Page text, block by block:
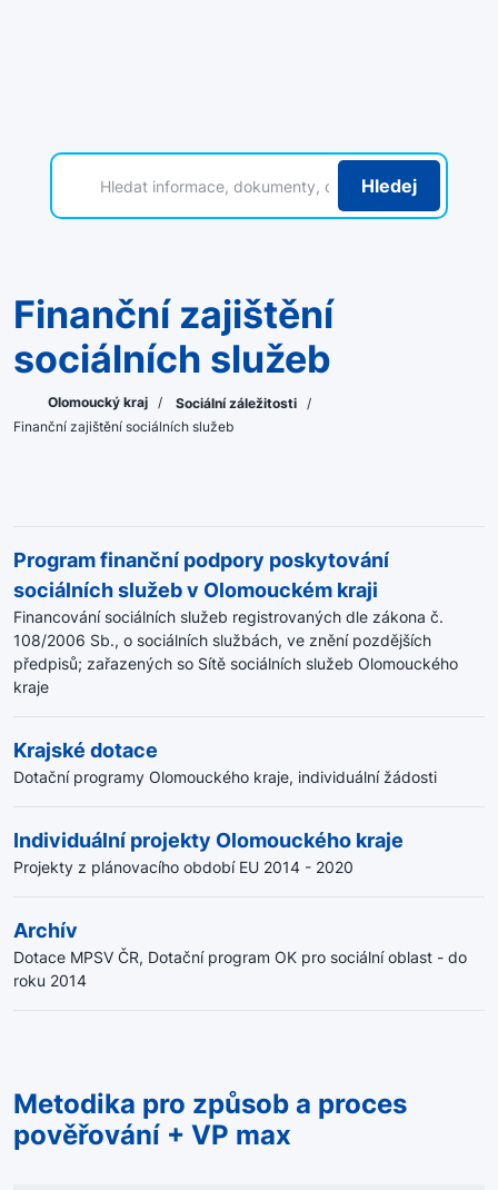
Hledej
Finanční zajištění
sociálních služeb
Olomoucký kraj / Sociální záležitosti /
Finanční zajištění sociálních služeb
Program finanční podpory poskytování
sociálních služeb v Olomouckém kraji
Financování sociálních služeb registrovaných dle zákona č.
108/2006 Sb., o sociálních službách, ve znění pozdějších
předpisů; zařazených so Sítě sociálních služeb Olomouckého
kraje
Krajské dotace
Dotační programy Olomouckého kraje, individuální žádosti
Individuální projekty Olomouckého kraje
Projekty z plánovacího období EU 2014 - 2020
Archív
Dotace MPSV ČR, Dotační program OK pro sociální oblast - do
roku 2014
Metodika pro způsob a proces
pověřování + VP max